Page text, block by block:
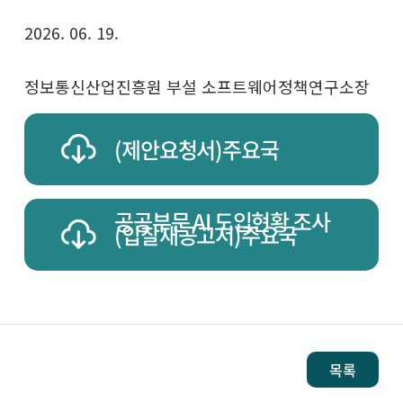
2026. 06. 19.
정보통신산업진흥원 부설 소프트웨어정책연구소장
(제안요청서)주요국
공공부문 AI 도입현황 조사
(입찰재공고서)주요국
목록